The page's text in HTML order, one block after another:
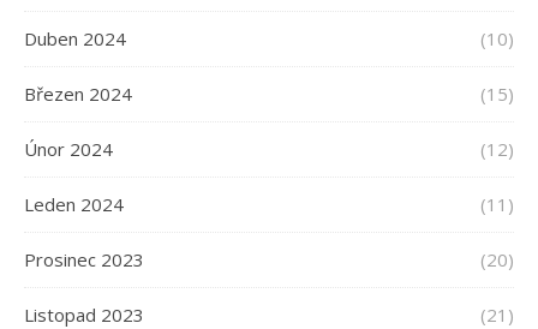
Duben 2024 (10)
Březen 2024 (15)
Únor 2024 (12)
Leden 2024 (11)
Prosinec 2023 (20)
Listopad 2023 (21)